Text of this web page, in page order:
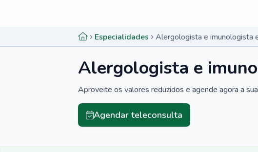
Especialidades Alergologista e imunologista
Alergologista e
Aproveite os valores reduzidos e agende agora a
Agendar teleconsulta